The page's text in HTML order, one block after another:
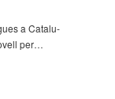
a Cata­lu­
per…